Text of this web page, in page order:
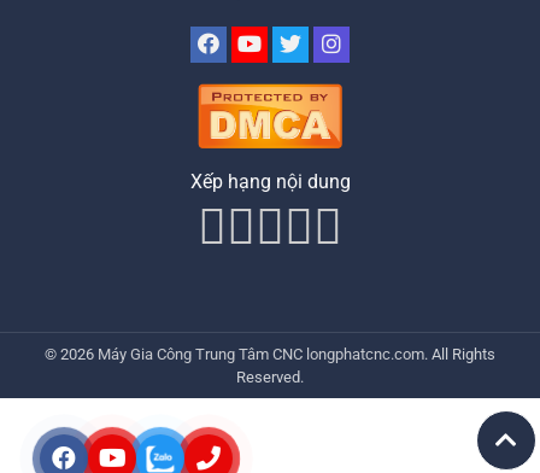
Xếp hạng nội dung
© 2026 Máy Gia Công Trung Tâm CNC longphatcnc.com. All Rights
Reserved.